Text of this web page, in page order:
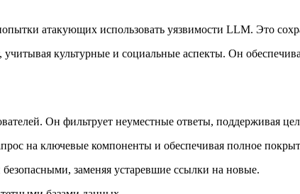
атакующих использовать уязвимости LLM. Это
культурные и социальные аспекты. Он
Он фильтрует неуместные ответы, поддерживая
на ключевые компоненты и обеспечивая полное
заменяя устаревшие ссылки на новые.